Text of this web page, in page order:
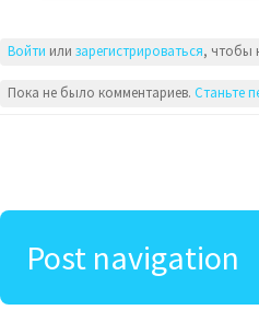
Войти или зарегистрироваться, чтобы
Пока не было комментариев. Станьте
Post navigation